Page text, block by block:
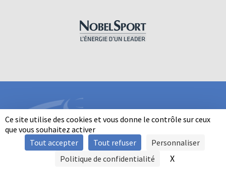
Ce site utilise des cookies et vous donne le contrôle sur ceux
que vous souhaitez activer
Tout accepter
Tout refuser
Personnaliser
Politique de confidentialité
X
INFORMATIONS
SIGNALER UNE VIOLENCE